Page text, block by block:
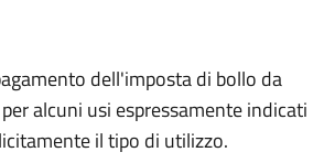
dell'imposta di bollo da
alcuni usi espressamente indicati
il tipo di utilizzo.